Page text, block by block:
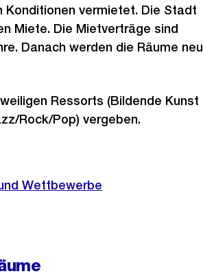
Konditionen vermietet. Die Stadt
Miete. Die Mietverträge sind
Danach werden die Räume neu
Ressorts (Bildende Kunst
Rock/Pop) vergeben.
Wettbewerbe